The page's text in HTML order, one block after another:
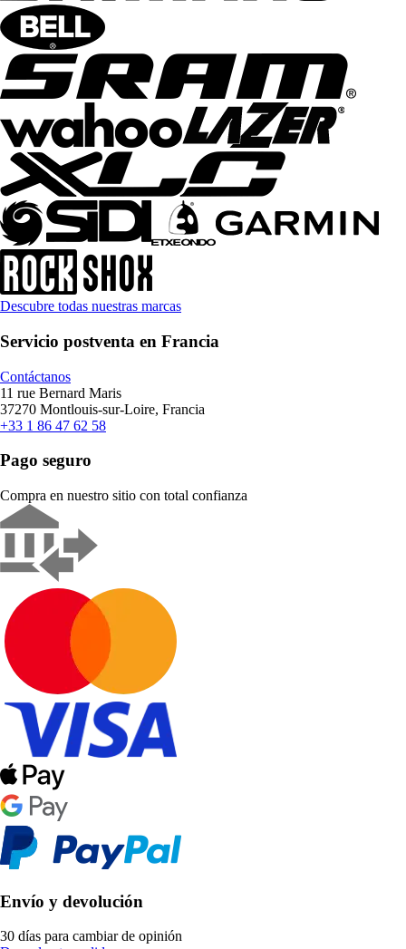
Descubre todas nuestras marcas
Servicio postventa en Francia
Contáctanos
11 rue Bernard Maris
37270 Montlouis-sur-Loire, Francia
+33 1 86 47 62 58
Pago seguro
Compra en nuestro sitio con total confianza
Envío y devolución
30 días para cambiar de opinión